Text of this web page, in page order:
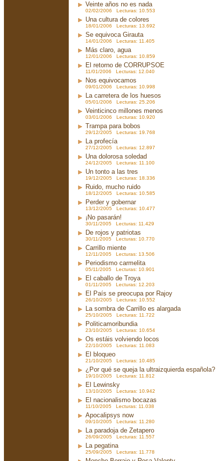
Veinte años no es nada
02/02/2006 Lecturas: 10.553
Una cultura de colores
18/01/2006 Lecturas: 13.692
Se equivoca Girauta
14/01/2006 Lecturas: 11.405
Más claro, agua
12/01/2006 Lecturas: 10.859
El retorno de CORRUPSOE
11/01/2006 Lecturas: 12.040
Nos equivocamos
09/01/2006 Lecturas: 10.998
La carretera de los huesos
05/01/2006 Lecturas: 25.206
Veinticinco millones menos
03/01/2006 Lecturas: 10.920
Trampa para bobos
29/12/2005 Lecturas: 19.768
La profecía
27/12/2005 Lecturas: 12.897
Una dolorosa soledad
24/12/2005 Lecturas: 11.100
Un tonto a las tres
19/12/2005 Lecturas: 18.336
Ruido, mucho ruido
18/12/2005 Lecturas: 10.585
Perder y gobernar
13/12/2005 Lecturas: 10.477
¡No pasarán!
30/11/2005 Lecturas: 11.429
De rojos y patriotas
30/11/2005 Lecturas: 10.770
Carrillo miente
12/11/2005 Lecturas: 13.506
Periodismo carmelita
05/11/2005 Lecturas: 10.901
El caballo de Troya
01/11/2005 Lecturas: 12.203
El País se preocupa por Rajoy
26/10/2005 Lecturas: 10.552
La sombra de Carrillo es alargada
25/10/2005 Lecturas: 11.722
Politicamoribundia
23/10/2005 Lecturas: 10.654
Os estáis volviendo locos
22/10/2005 Lecturas: 11.083
El bloqueo
21/10/2005 Lecturas: 10.485
¿Por qué se queja la ultraizquierda española?
19/10/2005 Lecturas: 11.812
El Lewinsky
13/10/2005 Lecturas: 10.942
El nacionalismo bocazas
11/10/2005 Lecturas: 11.038
Apocalipsys now
09/10/2005 Lecturas: 11.280
La paradoja de Zetapero
26/09/2005 Lecturas: 11.557
La pegatina
25/09/2005 Lecturas: 11.778